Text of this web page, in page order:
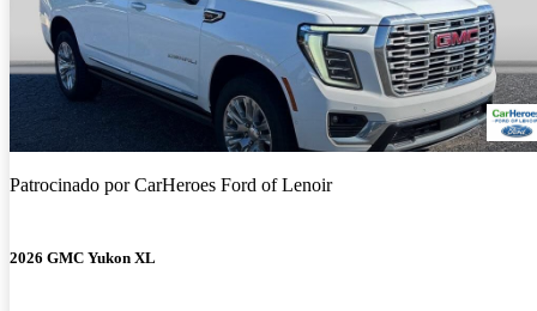
Patrocinado porCarHeroes Ford of Lenoir
2026 GMC Yukon XL